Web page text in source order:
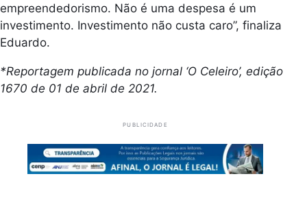
empreendedorismo. Não é uma despesa é um
investimento. Investimento não custa caro”, finaliza
Eduardo.
*Reportagem publicada no jornal ‘O Celeiro’, edição
1670 de 01 de abril de 2021.
PUBLICIDADE